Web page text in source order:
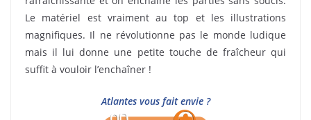
Le matériel est vraiment au top et les illustrations
magnifiques. Il ne révolutionne pas le monde ludique
mais il lui donne une petite touche de fraîcheur qui
suffit à vouloir l’enchaîner !
Atlantes vous fait envie ?